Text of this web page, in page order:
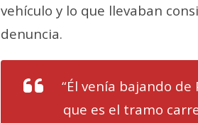
vehículo y lo que llevaban
denuncia.
“Él venía bajando
que es el tramo